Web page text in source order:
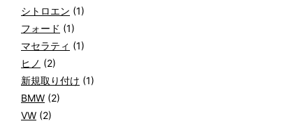
シトロエン (1)
フォード (1)
マセラティ (1)
ヒノ (2)
新規取り付け (1)
BMW (2)
VW (2)